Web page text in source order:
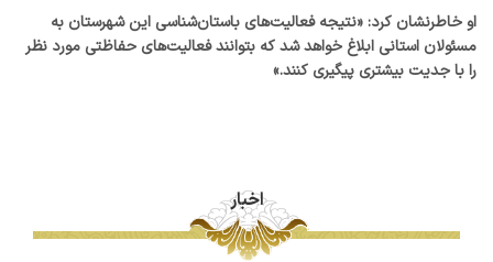
او خاطرنشان کرد: «نتیجه فعالیت‌های باستان‌شناسی این شهرستان به
مسئولان استانی ابلاغ خواهد شد که بتوانند فعالیت‌های حفاظتی مورد نظر
را با جدیت بیشتری پیگیری کنند.»
اخبار